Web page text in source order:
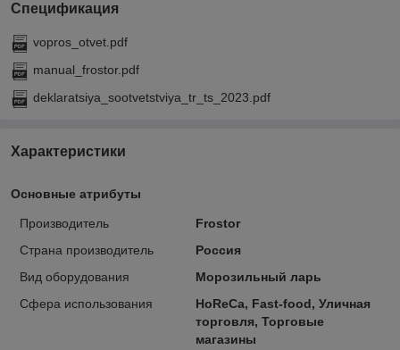
Спецификация
vopros_otvet.pdf
manual_frostor.pdf
deklaratsiya_sootvetstviya_tr_ts_2023.pdf
Характеристики
Основные атрибуты
Производитель
Frostor
Страна производитель
Россия
Вид оборудования
Морозильный ларь
Сфера использования
HoReCa, Fast-food, Уличная
торговля, Торговые
магазины